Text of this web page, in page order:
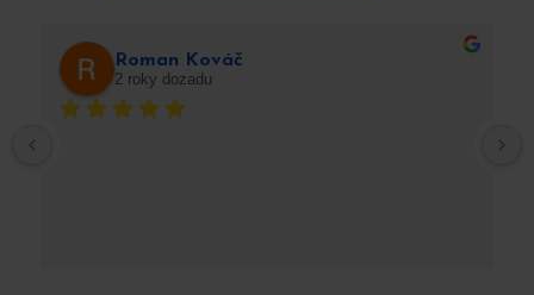
Roman Kováč
2 roky dozadu